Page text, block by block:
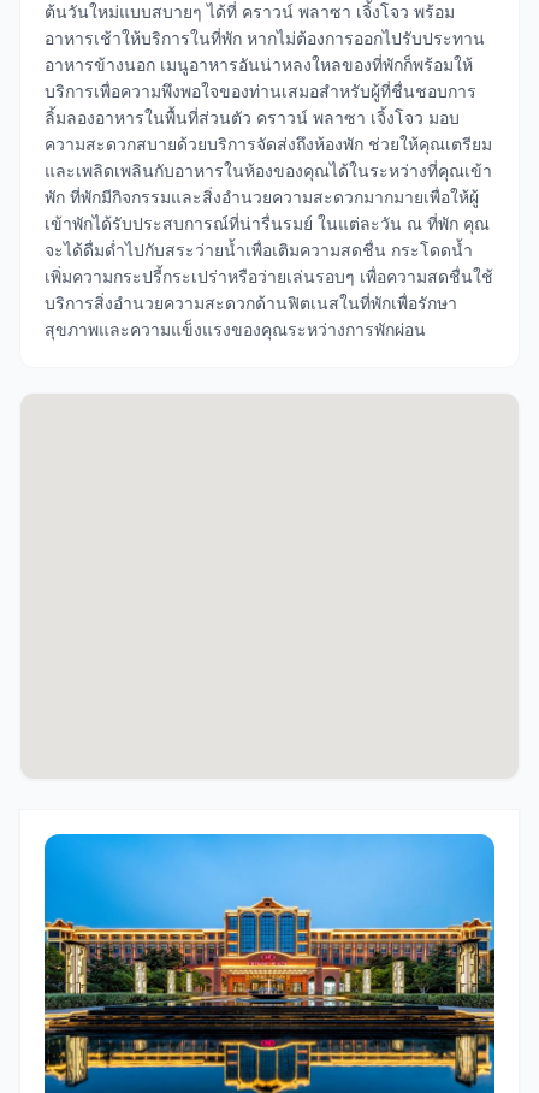
ต้นวันใหม่แบบสบายๆ ได้ที่ คราวน์ พลาซา เจิ้งโจว พร้อม
อาหารเช้าให้บริการในที่พัก หากไม่ต้องการออกไปรับประทาน
อาหารข้างนอก เมนูอาหารอันน่าหลงใหลของที่พักก็พร้อมให้
บริการเพื่อความพึงพอใจของท่านเสมอสำหรับผู้ที่ชื่นชอบการ
ลิ้มลองอาหารในพื้นที่ส่วนตัว คราวน์ พลาซา เจิ้งโจว มอบ
ความสะดวกสบายด้วยบริการจัดส่งถึงห้องพัก ช่วยให้คุณเตรียม
และเพลิดเพลินกับอาหารในห้องของคุณได้ในระหว่างที่คุณเข้า
พัก ที่พักมีกิจกรรมและสิ่งอำนวยความสะดวกมากมายเพื่อให้ผู้
เข้าพักได้รับประสบการณ์ที่น่ารื่นรมย์ ในแต่ละวัน ณ ที่พัก คุณ
จะได้ดื่มด่ำไปกับสระว่ายน้ำเพื่อเติมความสดชื่น กระโดดน้ำ
เพิ่มความกระปรี้กระเปร่าหรือว่ายเล่นรอบๆ เพื่อความสดชื่นใช้
บริการสิ่งอำนวยความสะดวกด้านฟิตเนสในที่พักเพื่อรักษา
สุขภาพและความแข็งแรงของคุณระหว่างการพักผ่อน